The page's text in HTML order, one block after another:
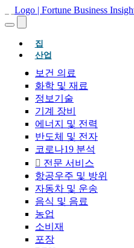
집(현재의)
산업
보건 의료
화학 및 재료
정보기술
기계 장비
에너지 및 전력
반도체 및 전자
코로나19 분석
전문 서비스
항공우주 및 방위
자동차 및 운송
음식 및 음료
농업
소비재
포장